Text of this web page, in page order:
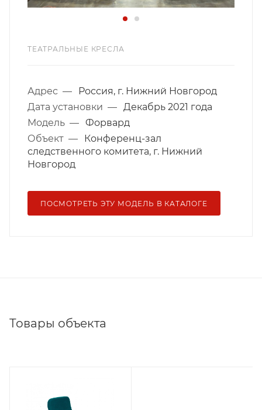
ТЕАТРАЛЬНЫЕ КРЕСЛА
Адрес —
Россия, г. Нижний Новгород
Дата установки —
Декабрь 2021 года
Модель — Форвард
Объект —
Конференц-зал
следственного комитета, г. Нижний
Новгород
ПОСМОТРЕТЬ ЭТУ МОДЕЛЬ В КАТАЛОГЕ
Товары объекта